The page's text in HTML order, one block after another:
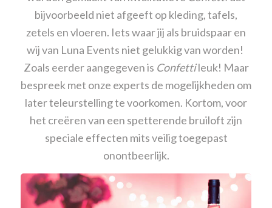
bijvoorbeeld niet afgeeft op kleding, tafels,
zetels en vloeren. Iets waar jij als bruidspaar en
wij van Luna Events niet gelukkig van worden!
Zoals eerder aangegeven is Confettileuk! Maar
bespreek met onze experts de mogelijkheden om
later teleurstelling te voorkomen. Kortom, voor
het creëren van een spetterende bruiloft zijn
speciale effecten mits veilig toegepast
onontbeerlijk.